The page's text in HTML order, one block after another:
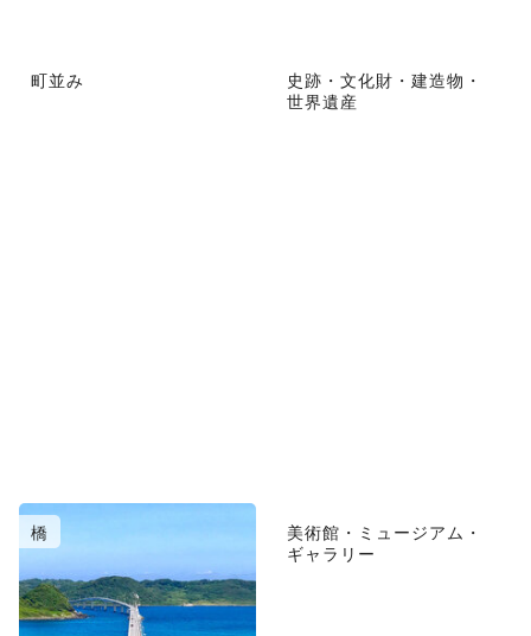
町並み
史跡・文化財・建造物・
世界遺産
橋
美術館・ミュージアム・
ギャラリー